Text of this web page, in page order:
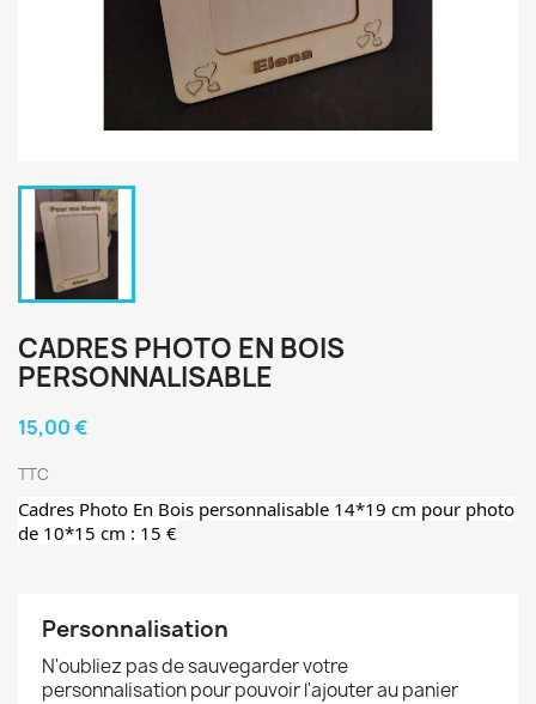
CADRES PHOTO EN BOIS
PERSONNALISABLE
15,00 €
TTC
Cadres Photo En Bois personnalisable 14*19 cm pour photo
de 10*15 cm : 15 €
Personnalisation
N'oubliez pas de sauvegarder votre
personnalisation pour pouvoir l'ajouter au panier